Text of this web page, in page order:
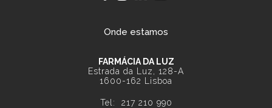
Onde estamos
FARMÁCIA DA LUZ
Estrada da Luz, 128-A
1600-162 Lisboa
Tel: 217 210 990